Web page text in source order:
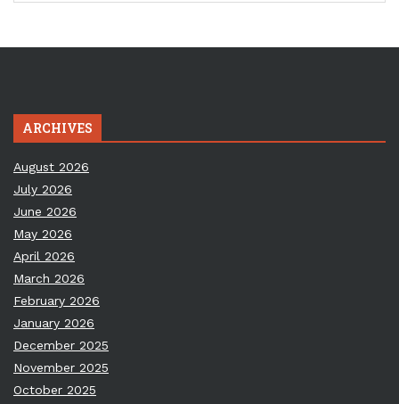
ARCHIVES
August 2026
July 2026
June 2026
May 2026
April 2026
March 2026
February 2026
January 2026
December 2025
November 2025
October 2025